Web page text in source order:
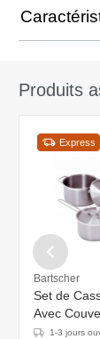
Produits
Express
Bartscher
Set de
Avec
1-3 jours